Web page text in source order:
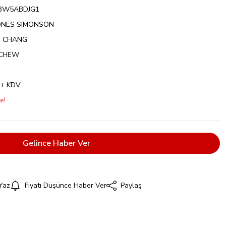
SIMONSON
CHANG
KDV
Gelince Haber Ver
Fiyatı Düşünce Haber Ver Paylaş